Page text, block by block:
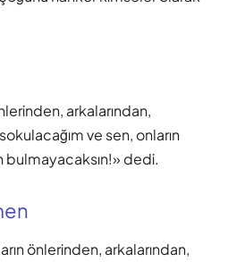
arkalarından,
ve sen, onların
bulmayacaksın!» dedi.
önlerinden, arkalarından,